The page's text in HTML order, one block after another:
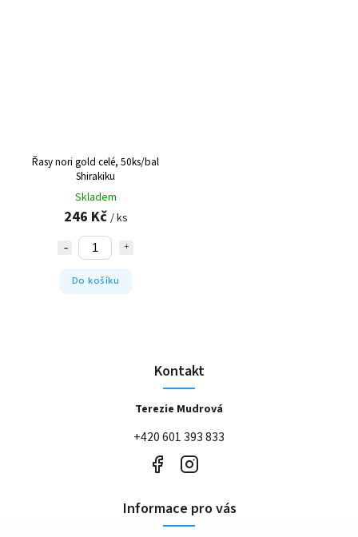
Řasy nori gold celé, 50ks/bal
Shirakiku
Skladem
246 Kč / ks
Do košíku
Kontakt
Terezie Mudrová
+420 601 393 833
Informace pro vás